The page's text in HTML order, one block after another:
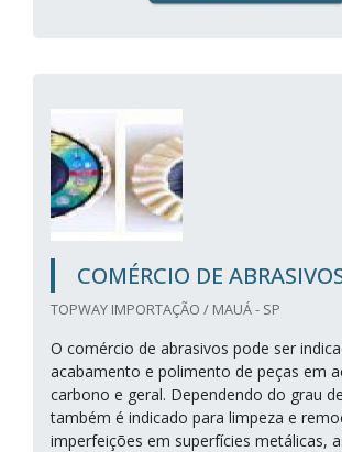
COMÉRCIO DE
TOPWAY IMPORTAÇÃO / MAUÁ - SP
O comércio de abrasivos pode ser
acabamento e polimento de peças em
carbono e geral. Dependendo do grau
também é indicado para limpeza e
imperfeições em superfícies metálicas,